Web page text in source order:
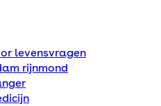
levensvragen
rijnmond